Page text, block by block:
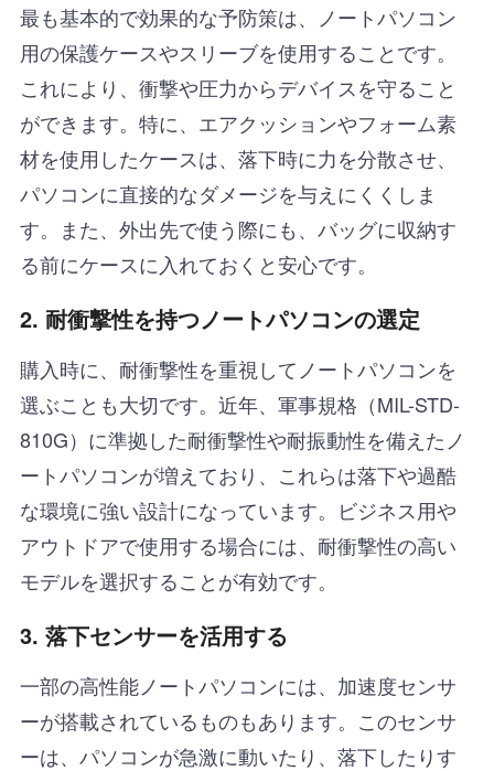
最も基本的で効果的な予防策は、ノートパソコン
用の保護ケースやスリーブを使用することです。
これにより、衝撃や圧力からデバイスを守ること
ができます。特に、エアクッションやフォーム素
材を使用したケースは、落下時に力を分散させ、
パソコンに直接的なダメージを与えにくくしま
す。また、外出先で使う際にも、バッグに収納す
る前にケースに入れておくと安心です。
2. 耐衝撃性を持つノートパソコンの選定
購入時に、耐衝撃性を重視してノートパソコンを
選ぶことも大切です。近年、軍事規格（MIL-STD-
810G）に準拠した耐衝撃性や耐振動性を備えたノ
ートパソコンが増えており、これらは落下や過酷
な環境に強い設計になっています。ビジネス用や
アウトドアで使用する場合には、耐衝撃性の高い
モデルを選択することが有効です。
3. 落下センサーを活用する
一部の高性能ノートパソコンには、加速度センサ
ーが搭載されているものもあります。このセンサ
ーは、パソコンが急激に動いたり、落下したりす